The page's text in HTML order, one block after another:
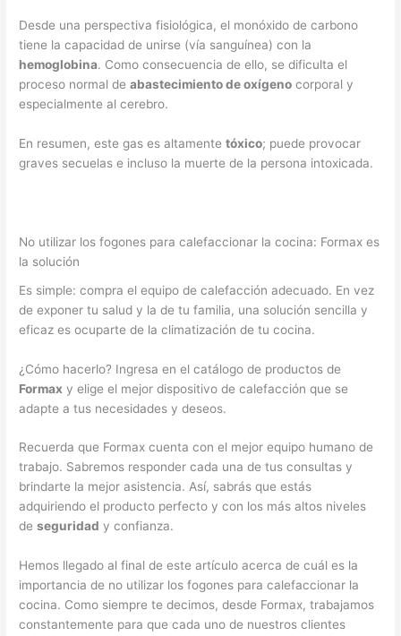
Desde una perspectiva fisiológica, el monóxido de carbono
tiene la capacidad de unirse (vía sanguínea) con la
hemoglobina. Como consecuencia de ello, se dificulta el
proceso normal deabastecimiento de oxígeno corporal y
especialmente al cerebro.
En resumen, este gas es altamentetóxico; puede provocar
graves secuelas e incluso la muerte de la persona intoxicada.
No utilizar los fogones para calefaccionar la cocina: Formax es
la solución
Es simple: compra el equipo de calefacción adecuado. En vez
de exponer tu salud y la de tu familia, una solución sencilla y
eficaz es ocuparte de la climatización de tu cocina.
¿Cómo hacerlo? Ingresa en el catálogo de productos de
Formax y elige el mejor dispositivo de calefacción que se
adapte a tus necesidades y deseos.
Recuerda que Formax cuenta con el mejor equipo humano de
trabajo. Sabremos responder cada una de tus consultas y
brindarte la mejor asistencia. Así, sabrás que estás
adquiriendo el producto perfecto y con los más altos niveles
deseguridad y confianza.
Hemos llegado al final de este artículo acerca de cuál es la
importancia de no utilizar los fogones para calefaccionar la
cocina. Como siempre te decimos, desde Formax, trabajamos
constantemente para que cada uno de nuestros clientes